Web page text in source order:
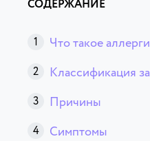
СОДЕРЖАНИЕ
Что такое
Классификация
Причины
Симптомы